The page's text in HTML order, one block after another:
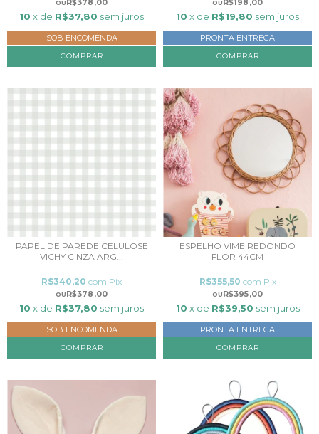
R$378,00
10 x de R$37,80 sem juros
SOB ENCOMENDA
COMPRAR
R$198,00
10 x de R$19,80 sem juros
PRONTA ENTREGA
COMPRAR
PAPEL DE PAREDE CELULOSE
VICHY CINZA ARG...
R$378,00
R$340,20 com Pix
10 x de R$37,80 sem juros
SOB ENCOMENDA
COMPRAR
ESPELHO VIME REDONDO
FLOR 44CM
R$395,00
R$355,50 com Pix
10 x de R$39,50 sem juros
PRONTA ENTREGA